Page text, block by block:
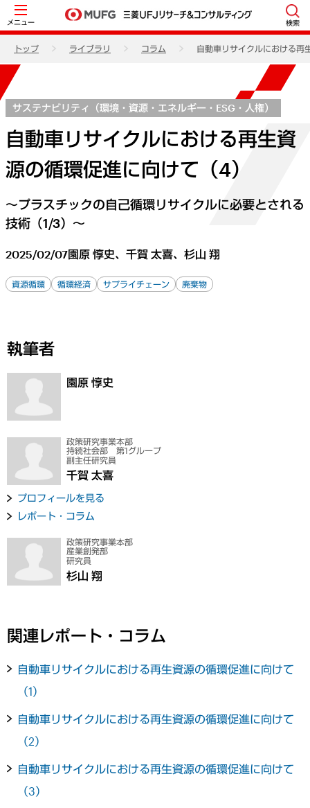
メニュー 検索
トップ ライブラリ コラム 自動車リサイクルにおける再
サステナビリティ（環境・資源・エネルギー・ESG・人権）
自動車リサイクルにおける再生資
源の循環促進に向けて（4）
～プラスチックの自己循環リサイクルに必要とされる
技術（1/3）～
2025/02/07園原 惇史、千賀 太喜、杉山 翔
資源循環 循環経済 サプライチェーン 廃棄物
執筆者
園原 惇史
政策研究事業本部
持続社会部 第1グループ
副主任研究員
千賀 太喜
プロフィールを見る
レポート・コラム
政策研究事業本部
産業創発部
研究員
杉山 翔
関連レポート・コラム
自動車リサイクルにおける再生資源の循環促進に向けて
（1）
自動車リサイクルにおける再生資源の循環促進に向けて
（2）
自動車リサイクルにおける再生資源の循環促進に向けて
（3）